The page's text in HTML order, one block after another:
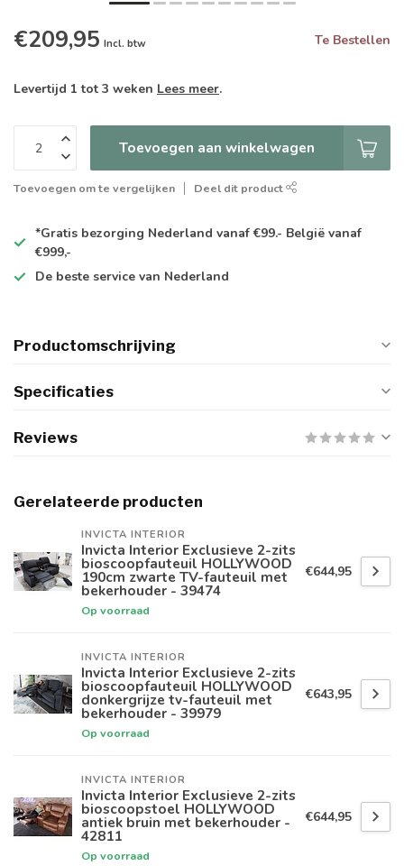
€209,95 Incl. btw Te Bestellen
Levertijd 1 tot 3 weken Lees meer.
Toevoegen aan winkelwagen
Toevoegen om te vergelijken Deel dit product
*Gratis bezorging Nederland vanaf €99.- België vanaf
€999,-
De beste service van Nederland
Productomschrijving
Specificaties
Reviews
Gerelateerde producten
INVICTA INTERIOR
Invicta Interior Exclusieve 2-zits
bioscoopfauteuil HOLLYWOOD
190cm zwarte TV-fauteuil met
bekerhouder - 39474
Op voorraad
€644,95
INVICTA INTERIOR
Invicta Interior Exclusieve 2-zits
bioscoopfauteuil HOLLYWOOD
donkergrijze tv-fauteuil met
bekerhouder - 39979
Op voorraad
€643,95
INVICTA INTERIOR
Invicta Interior Exclusieve 2-zits
bioscoopstoel HOLLYWOOD
antiek bruin met bekerhouder -
42811
Op voorraad
€644,95